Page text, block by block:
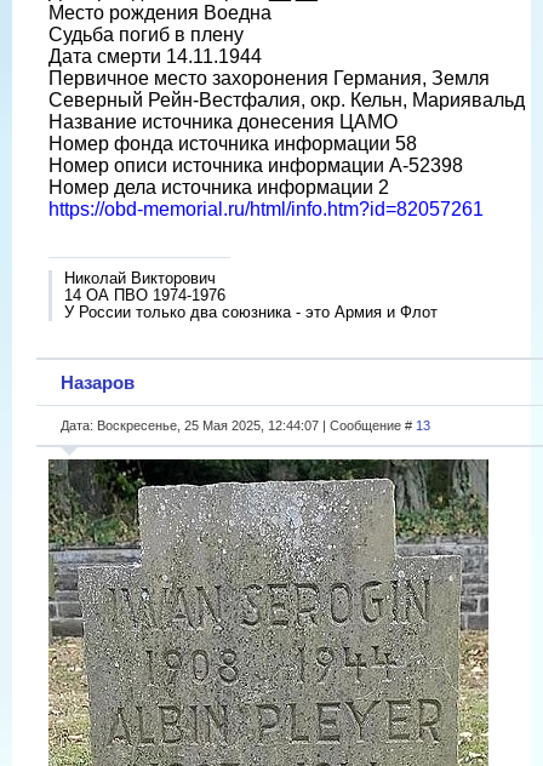
Место рождения Воедна
Судьба погиб в плену
Дата смерти 14.11.1944
Первичное место захоронения Германия, Земля
Северный Рейн-Вестфалия, окр. Кельн, Мариявальд
Название источника донесения ЦАМО
Номер фонда источника информации 58
Номер описи источника информации A-52398
Номер дела источника информации 2
https://obd-memorial.ru/html/info.htm?id=82057261
Николай Викторович
14 ОА ПВО 1974-1976
У России только два союзника - это Армия и Флот
Назаров
Дата: Воскресенье, 25 Мая 2025, 12:44:07 | Сообщение # 13